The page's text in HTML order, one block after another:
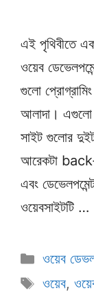
এই পৃথিবীতে
ওয়েব
গুলো
আলাদা। এগুলো
সাইট গুলোর
আরেকটা
এবং
ওয়েবসাইটটি …
ওয়েব
Tags
ওয়েব,